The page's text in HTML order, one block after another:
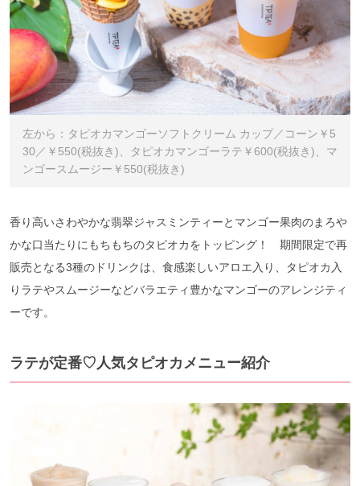
左から：タピオカマンゴーソフトクリーム カップ／コーン￥5
30／￥550(税抜き)、タピオカマンゴーラテ￥600(税抜き)、マ
ンゴースムージー￥550(税抜き)
香り高いさわやかな翡翠ジャスミンティーとマンゴー果肉のまろや
かな口当たりにもちもちのタピオカをトッピング！ 期間限定で再
販売となる3種のドリンクは、食感楽しいアロエ入り、タピオカ入
りラテやスムージーなどバラエティ豊かなマンゴーのアレンジティ
ーです。
ラテが定番♡人気タピオカメニュー紹介